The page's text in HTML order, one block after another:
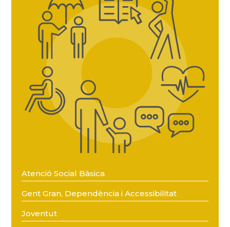
Atenció Social Bàsica
Gent Gran, Dependència i Accessibilitat
Joventut